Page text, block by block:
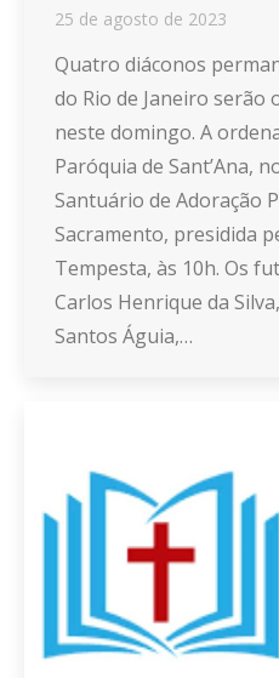
25 de agosto de 2023
Quatro diáconos
do Rio de Janeiro
neste domingo. A
Paróquia de Sant’Ana,
Santuário de Adoração
Sacramento, presidida
Tempesta, às 10h. Os
Carlos Henrique da
Santos Águia,…